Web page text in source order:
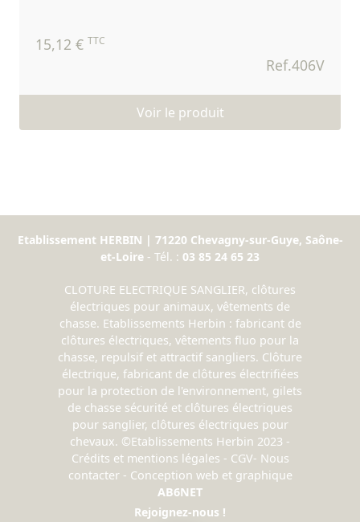
15,12 € TTC
Ref.406V
Voir le produit
Etablissement HERBIN | 71220 Chevagny-sur-Guye, Saône-
et-Loire - Tél. : 03 85 24 65 23
CLOTURE ELECTRIQUE SANGLIER, clôtures
électriques pour animaux, vêtements de
chasse. Etablissements Herbin : fabricant de
clôtures électriques, vêtements fluo pour la
chasse, repulsif et attractif sangliers. Clôture
électrique, fabricant de clôtures électrifiées
pour la protection de l'environnement, gilets
de chasse sécurité et clôtures électriques
pour sanglier, clôtures électriques pour
chevaux. ©Etablissements Herbin 2023 -
Crédits et mentions légales - CGV- Nous
contacter - Conception web et graphique
AB6NET
Rejoignez-nous !